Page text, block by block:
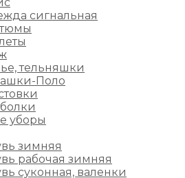
сигнальная
тельняшки
Поло
уборы
зимняя
рабочая зимняя
суконная, валенки